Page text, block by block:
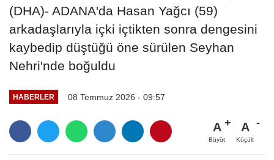
(DHA)- ADANA'da Hasan Yağcı (59)
arkadaşlarıyla içki içtikten sonra dengesini
kaybedip düştüğü öne sürülen Seyhan
Nehri'nde boğuldu
HABERLER 08 Temmuz 2026 - 09:57
A
Büyüt
A
Küçült